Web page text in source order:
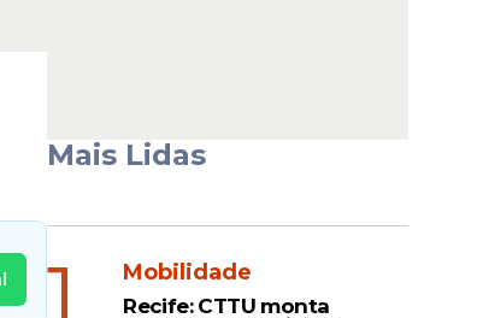
Mais Lidas
1 Mobilidade
Recife: CTTU monta